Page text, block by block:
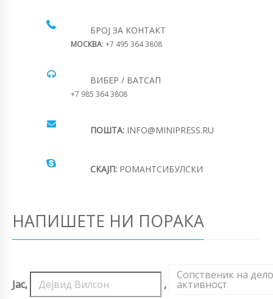
БРОЈ ЗА КОНТАКТ
МОСКВА: +7 495 364 3808
ВИБЕР / ВАТСАП
+7 985 364 3808
ПОШТА: INFO@MINIPRESS.RU
СКАЈП: РОМАНТСИБУЛСКИ
НАПИШЕТЕ НИ ПОРАКА
Јас, ,
Сопственик на
активност
,